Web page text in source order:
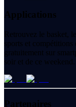
Applications
Retrouvez le basket,
sports et compétitions
gratuitement sur
soir et de ce weekend.
Partenaires